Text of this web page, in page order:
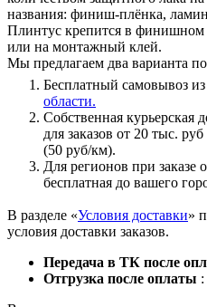
названия: финиш-плёнка,
Плинтус крепится в финишном
или на монтажный клей.
Мы предлагаем два варианта
Бесплатный самовывоз из
области.
Собственная курьерская
для заказов от 20 тыс.
(50 руб/км).
Для регионов при заказе
бесплатная до вашего
В разделе «Условия доставки»
условия доставки заказов.
Передача в ТК после
Отгрузка после оплаты